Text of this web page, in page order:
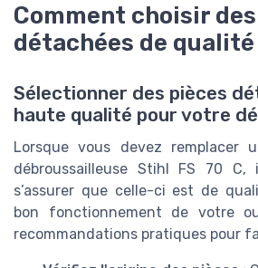
Comment choisir
détachées de qualité
Sélectionner des pièces
haute qualité pour votre
Lorsque vous devez remplacer
débroussailleuse Stihl FS 70
s’assurer que celle-ci est de
bon fonctionnement de votre
recommandations pratiques pour